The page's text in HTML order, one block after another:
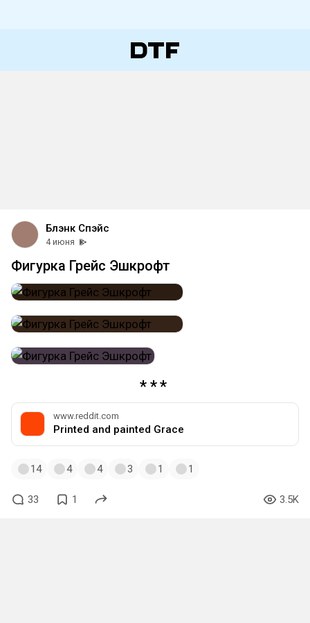
Блэнк Спэйс
4 июня
Фигурка Грейс Эшкрофт
www.reddit.com
Printed and painted Grace
14 4 4 3 1 1
33 1 3.5K